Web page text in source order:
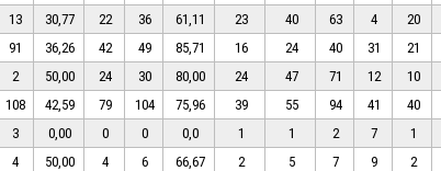
13 30,77 22 36 61,11 23 40 63 4 20
91 36,26 42 49 85,71 16 24 40 31 21
2 50,00 24 30 80,00 24 47 71 12 10
108 42,59 79 104 75,96 39 55 94 41 40
3 0,00 0 0 0,0 1 1 2 7 1
4 50,00 4 6 66,67 2 5 7 9 2